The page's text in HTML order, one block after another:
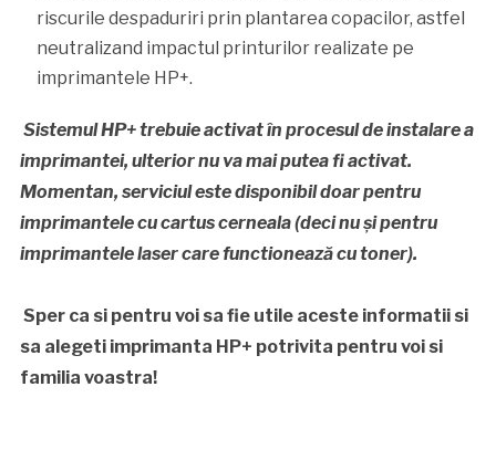
riscurile despaduriri prin plantarea copacilor, astfel
neutralizand impactul printurilor realizate pe
imprimantele HP+.
Sistemul HP+ trebuie activat în procesul de instalare a
imprimantei, ulterior nu va mai putea fi activat.
Momentan, serviciul este disponibil doar pentru
imprimantele cu cartus cerneala (deci nu și pentru
imprimantele laser care functionează cu toner).
Sper ca si pentru voi sa fie utile aceste informatii si
sa alegeti imprimanta HP+ potrivita pentru voi si
familia voastra!